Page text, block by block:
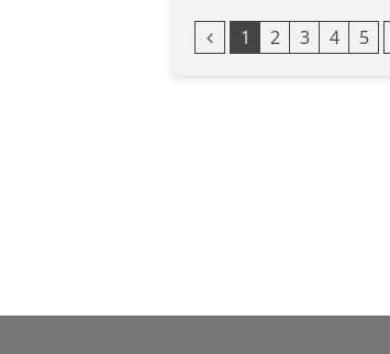
Vorherige Seite
1 2 3 4 5